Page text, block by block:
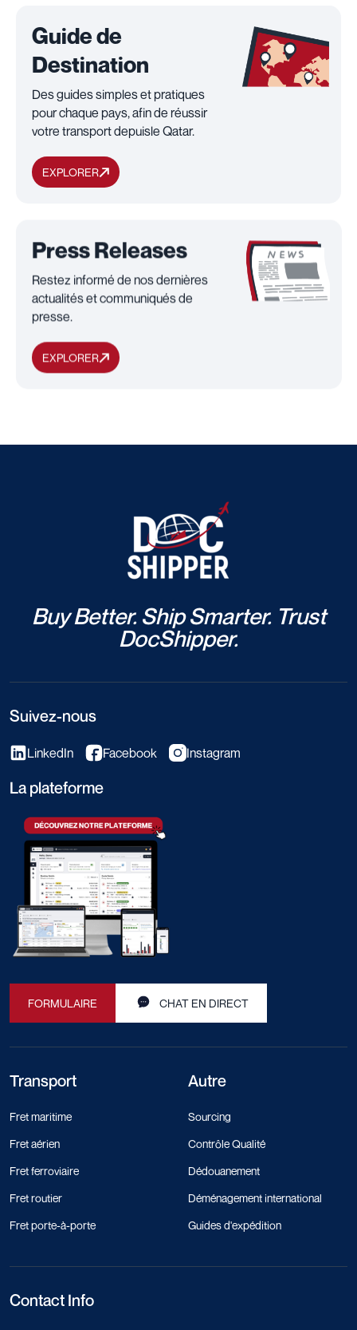
Guide de
Destination
Des guides simples et pratiques
pour chaque pays, afin de réussir
votre transport depuisle Qatar.
EXPLORER
Press Releases
Restez informé de nos dernières
actualités et communiqués de
presse.
EXPLORER
Buy Better. Ship Smarter. Trust
DocShipper.
Suivez-nous
LinkedIn Facebook Instagram
La plateforme
FORMULAIRE CHAT EN DIRECT
Transport
Fret maritime
Fret aérien
Fret ferroviaire
Fret routier
Fret porte-à-porte
Autre
Sourcing
Contrôle Qualité
Dédouanement
Déménagement international
Guides d'expédition
Contact Info